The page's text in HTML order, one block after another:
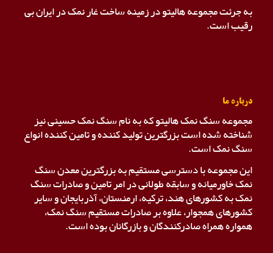
به جرئت مجموعه هالیتو در زمینه ساخت غار نمک در ایران بی
رقیب است.
درباره ما
مجموعه سنگ نمک هالیتو که به نام سنگ نمک حسینی نیز
شناخته شده است بزرگترین تولید کننده و تامین کننده انواع
سنگ نمک است.
این مجموعه با دسترسی مستقیم به بزرگترین معدن سنگ
نمک خاورمیانه و سابقه طولانی در امر تامین و صادرات سنگ
نمک به کشورهای هند، ترکیه، ارمنستان، آذربایجان و سایر
کشورهای همجوار، علاوه بر صادرات مستقیم سنگ نمک،
همواره همراه صادرکنندگان و بازرگانان بوده است.